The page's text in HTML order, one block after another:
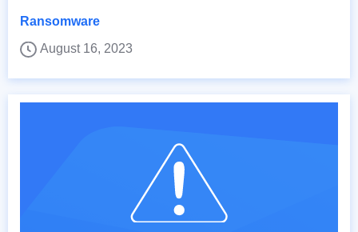
Ransomware
August 16, 2023